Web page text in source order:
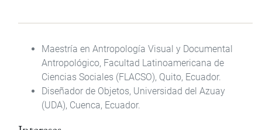
Maestría en Antropología Visual y Documental
Antropológico, Facultad Latinoamericana de
Ciencias Sociales (FLACSO), Quito, Ecuador.
Diseñador de Objetos, Universidad del Azuay
(UDA), Cuenca, Ecuador.